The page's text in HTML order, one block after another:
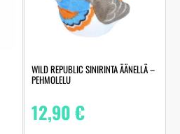
WILD REPUBLIC SINIRINTA ÄÄNELLÄ –
PEHMOLELU
12,90€